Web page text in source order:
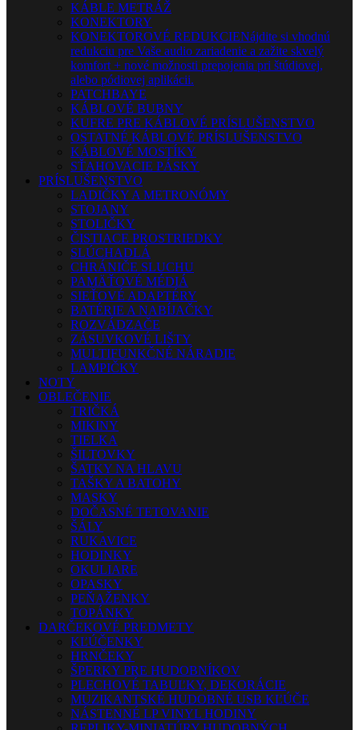
KÁBLE METRÁŽ
KONEKTORY
KONEKTOROVÉ REDUKCIENájdite si vhodnú
redukciu pre Vaše audio zariadenie a zažite skvelý
komfort + nové možnosti prepojenia pri štúdiovej,
alebo pódiovej aplikácii.
PATCHBAYE
KÁBLOVÉ BUBNY
KUFRE PRE KÁBLOVÉ PRÍSLUŠENSTVO
OSTATNÉ KÁBLOVÉ PRÍSLUŠENSTVO
KÁBLOVÉ MOSTÍKY
SŤAHOVACIE PÁSKY
PRÍSLUŠENSTVO
LADIČKY A METRONÓMY
STOJANY
STOLIČKY
ČISTIACE PROSTRIEDKY
SLÚCHADLÁ
CHRÁNIČE SLUCHU
PAMÄŤOVÉ MÉDIÁ
SIEŤOVÉ ADAPTÉRY
BATÉRIE A NABÍJAČKY
ROZVÁDZAČE
ZÁSUVKOVÉ LIŠTY
MULTIFUNKČNÉ NÁRADIE
LAMPIČKY
NOTY
OBLEČENIE
TRIČKÁ
MIKINY
TIELKA
ŠILTOVKY
ŠATKY NA HLAVU
TAŠKY A BATOHY
MASKY
DOČASNÉ TETOVANIE
ŠÁLY
RUKAVICE
HODINKY
OKULIARE
OPASKY
PEŇAŽENKY
TOPÁNKY
DARČEKOVÉ PREDMETY
KĽÚČENKY
HRNČEKY
ŠPERKY PRE HUDOBNÍKOV
PLECHOVÉ TABUĽKY, DEKORÁCIE
MUZIKANTSKÉ HUDOBNÉ USB KĽÚČE
NÁSTENNÉ LP VINYL HODINY